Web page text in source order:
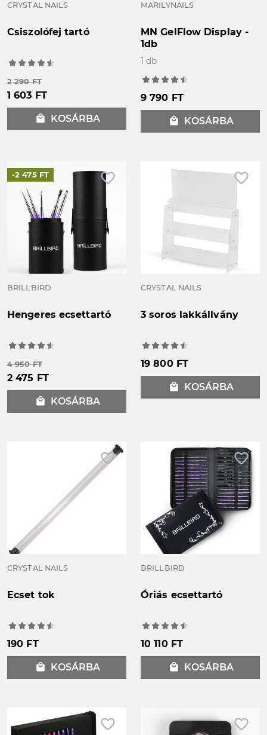
CRYSTAL NAILS
Csiszolófej tartó
2 290 FT
1 603 FT
local_mall KOSÁRBA
MARILYNAILS
MN GelFlow Display -
1db
1 db
9 790 FT
local_mall KOSÁRBA
favorite_border
-2 475 FT
BRILLBIRD
Hengeres ecsettartó
4 950 FT
2 475 FT
local_mall KOSÁRBA
favorite_border
CRYSTAL NAILS
3 soros lakkállvány
19 800 FT
local_mall KOSÁRBA
favorite_border
CRYSTAL NAILS
Ecset tok
190 FT
local_mall KOSÁRBA
favorite_border
BRILLBIRD
Óriás ecsettartó
10 110 FT
local_mall KOSÁRBA
favorite_border favorite_border